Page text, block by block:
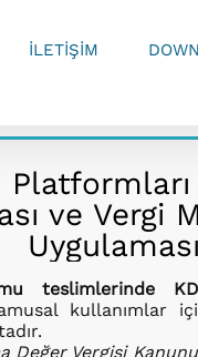
İLETİŞİM
ve Vergi
Uygulaması
teslimlerinde
kullanımlar
Değer Vergisi